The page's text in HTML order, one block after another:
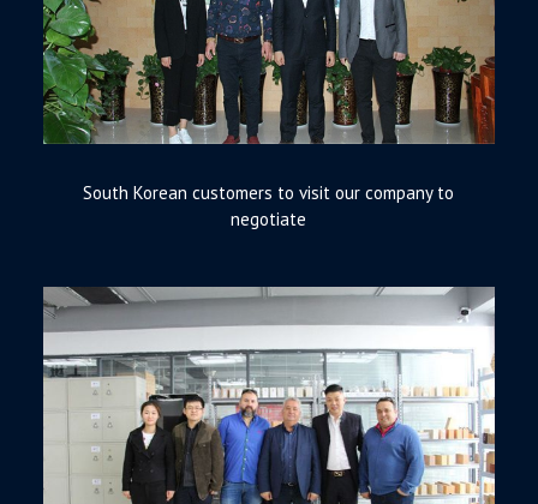
South Korean customers to visit our company to
negotiate